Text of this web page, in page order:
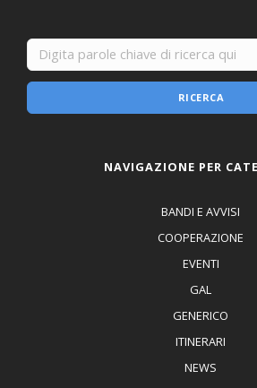
RICERCA
NAVIGAZIONE PER
BANDI E AVVISI
COOPERAZIONE
EVENTI
GAL
GENERICO
ITINERARI
NEWS